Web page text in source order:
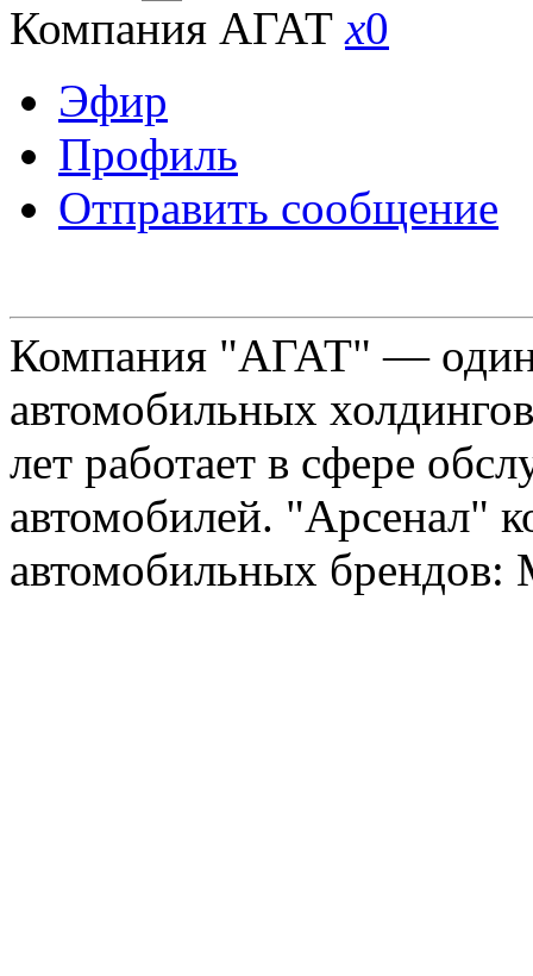
Компания АГАТx0
Эфир
Профиль
Отправить сообщение
Компания "АГАТ" —
автомобильных
лет работает в сфере
автомобилей. "Арсенал"
автомобильных